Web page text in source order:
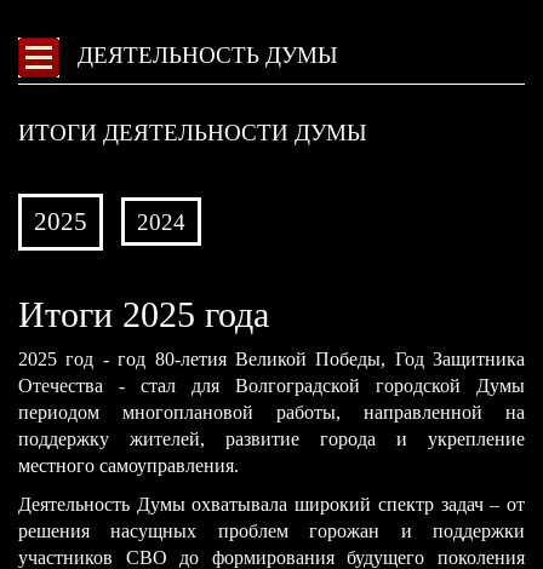
ДЕЯТЕЛЬНОСТЬ ДУМЫ
ИТОГИ ДЕЯТЕЛЬНОСТИ ДУМЫ
2025 2024
Итоги 2025 года
​2025 год - год 80-летия Великой Победы, Год Защитника
Отечества - стал для Волгоградской городской Думы
периодом многоплановой работы, направленной на
поддержку жителей, развитие города и укрепление
местного самоуправления.
Деятельность Думы охватывала широкий спектр задач – от
решения насущных проблем горожан и поддержки
участников СВО до формирования будущего поколения